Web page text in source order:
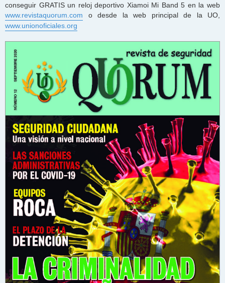
a
j
e
conseguir GRATIS un reloj deportivo Xiamoi Mi Band 5 en la web
www.revistaquorum.com o desde la web principal de la UO,
www.unionoficiales.org